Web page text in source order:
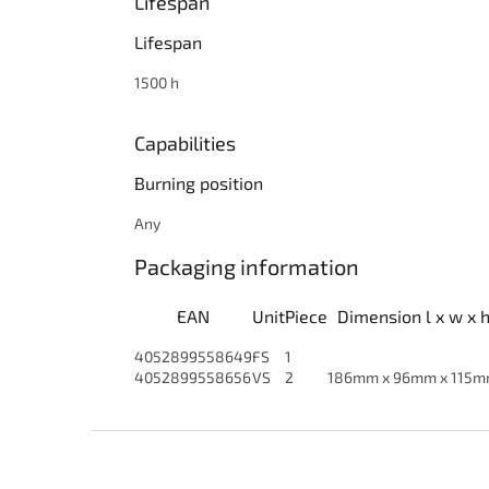
Lifespan
1500 h
Capabilities
Burning position
Any
Packaging information
EAN UnitPiece Dimension l x w x h
4052899558649FS
1
4052899558656VS 2 186mm x 96mm x